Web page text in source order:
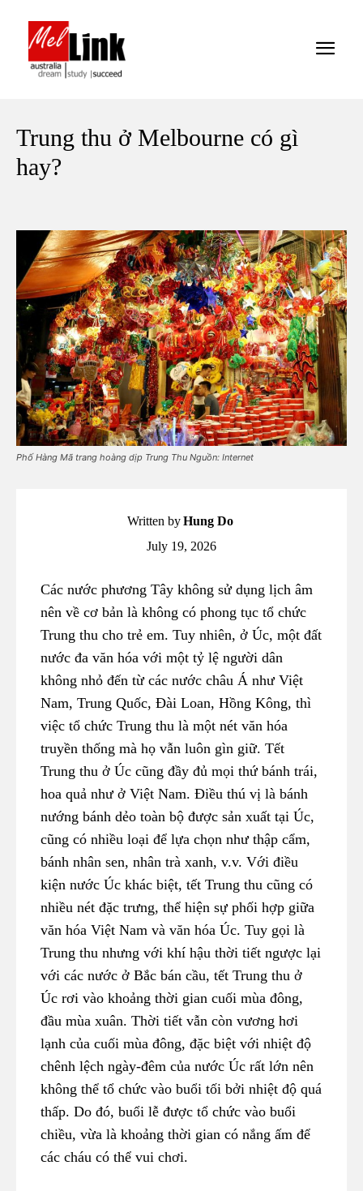
Trung thu ở Melbourne có gì
hay?
Phố Hàng Mã trang hoàng dịp Trung Thu Nguồn: Internet
Written byHung Do
July 19, 2026
Các nước phương Tây không sử dụng lịch âm
nên về cơ bản là không có phong tục tổ chức
Trung thu cho trẻ em. Tuy nhiên, ở Úc, một đất
nước đa văn hóa với một tỷ lệ người dân
không nhỏ đến từ các nước châu Á như Việt
Nam, Trung Quốc, Đài Loan, Hồng Kông, thì
việc tổ chức Trung thu là một nét văn hóa
truyền thống mà họ vẫn luôn gìn giữ. Tết
Trung thu ở Úc cũng đầy đủ mọi thứ bánh trái,
hoa quả như ở Việt Nam. Điều thú vị là bánh
nướng bánh dẻo toàn bộ được sản xuất tại Úc,
cũng có nhiều loại để lựa chọn như thập cẩm,
bánh nhân sen, nhân trà xanh, v.v. Với điều
kiện nước Úc khác biệt, tết Trung thu cũng có
nhiều nét đặc trưng, thể hiện sự phối hợp giữa
văn hóa Việt Nam và văn hóa Úc. Tuy gọi là
Trung thu nhưng với khí hậu thời tiết ngược lại
với các nước ở Bắc bán cầu, tết Trung thu ở
Úc rơi vào khoảng thời gian cuối mùa đông,
đầu mùa xuân. Thời tiết vẫn còn vương hơi
lạnh của cuối mùa đông, đặc biệt với nhiệt độ
chênh lệch ngày-đêm của nước Úc rất lớn nên
không thể tổ chức vào buổi tối bởi nhiệt độ quá
thấp. Do đó, buổi lễ được tổ chức vào buổi
chiều, vừa là khoảng thời gian có nắng ấm để
các cháu có thể vui chơi.